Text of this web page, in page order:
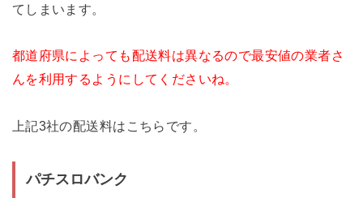
てしまいます。
都道府県によっても配送料は異なるので最安値の業者さ
んを利用するようにしてくださいね。
上記3社の配送料はこちらです。
パチスロバンク